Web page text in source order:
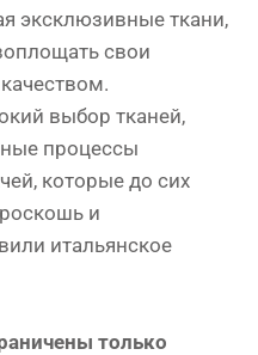
эксклюзивные ткани,
свои
выбор тканей,
процессы
которые до сих
и
итальянское
только